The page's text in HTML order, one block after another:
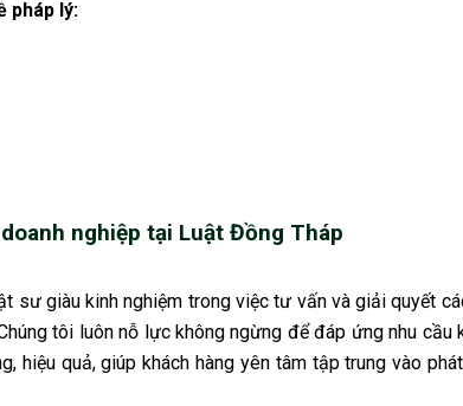
pháp lý:
nghiệp tại Luật Đồng Tháp
giàu kinh nghiệm trong việc tư vấn và giải quyết
tôi luôn nỗ lực không ngừng để đáp ứng nhu cầu
hiệu quả, giúp khách hàng yên tâm tập trung vào